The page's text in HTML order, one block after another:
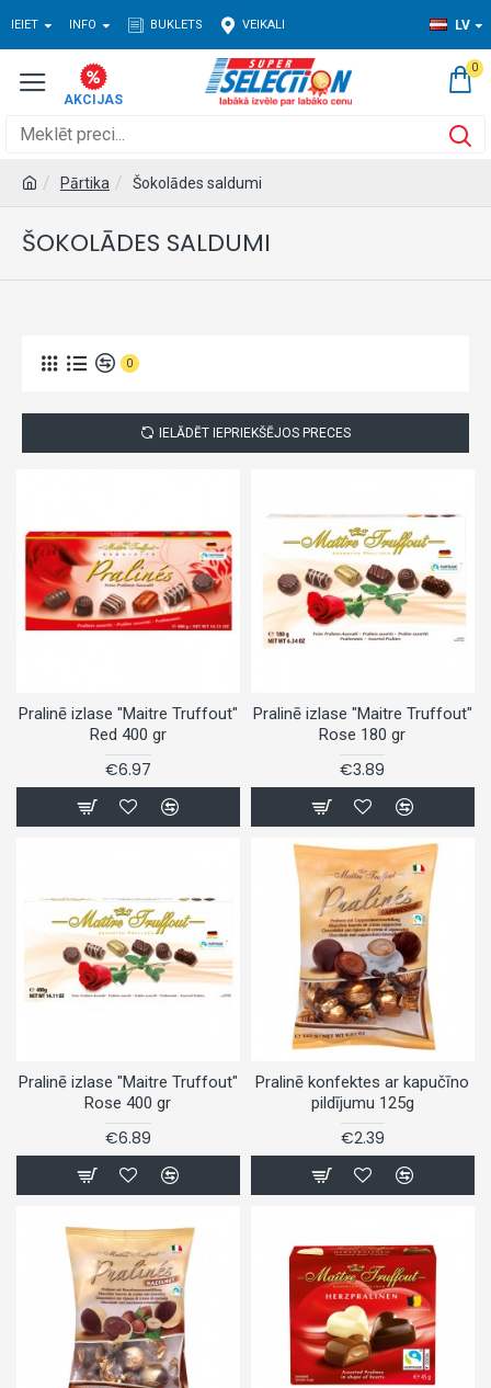
IEIET INFO BUKLETS VEIKALI LV
0
Pārtika Šokolādes saldumi
ŠOKOLĀDES SALDUMI
0
IELĀDĒT IEPRIEKŠĒJOS PRECES
Pralinē izlase "Maitre Truffout"
Red 400 gr
€6.97
Pralinē izlase "Maitre Truffout"
Rose 180 gr
€3.89
Pralinē izlase "Maitre Truffout"
Rose 400 gr
€6.89
Pralinē konfektes ar kapučīno
pildījumu 125g
€2.39